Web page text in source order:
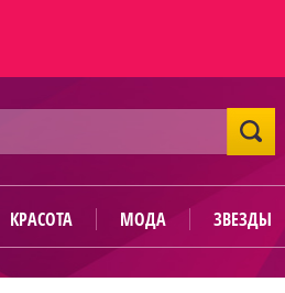
КРАСОТА МОДА ЗВЕЗДЫ